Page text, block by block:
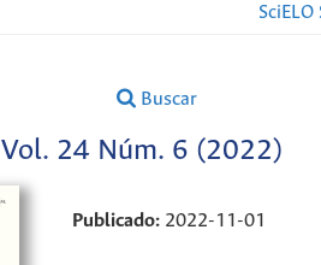
Buscar
Vol. 24 Núm. 6 (2022)
Publicado: 2022-11-01